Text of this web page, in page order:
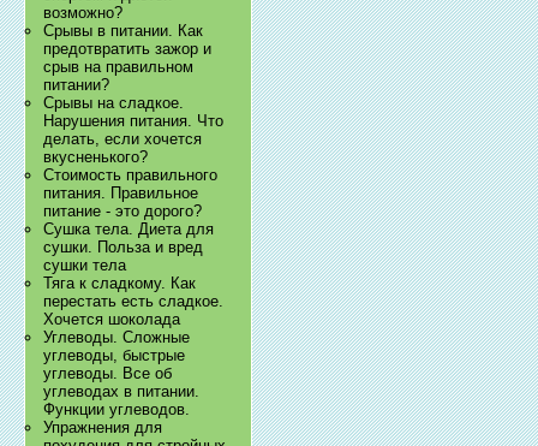
возможно?
Срывы в питании. Как
предотвратить зажор и
срыв на правильном
питании?
Срывы на сладкое.
Нарушения питания. Что
делать, если хочется
вкусненького?
Стоимость правильного
питания. Правильное
питание - это дорого?
Сушка тела. Диета для
сушки. Польза и вред
сушки тела
Тяга к сладкому. Как
перестать есть сладкое.
Хочется шоколада
Углеводы. Сложные
углеводы, быстрые
углеводы. Все об
углеводах в питании.
Функции углеводов.
Упражнения для